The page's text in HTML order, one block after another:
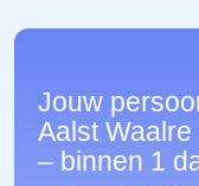
Jouw
Aalst Waalre
– binnen 1